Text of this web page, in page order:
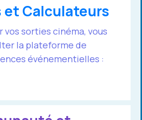
et Calculateurs
vos sorties cinéma, vous
la plateforme de
événementielles :